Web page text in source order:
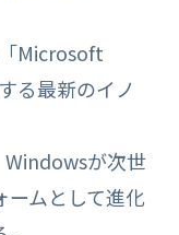
Microsoft
る最新のイノ
Windowsが次世
ームとして進化